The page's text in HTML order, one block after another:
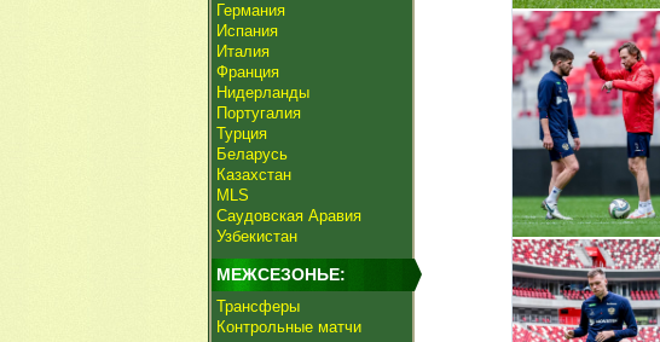
Германия
Испания
Италия
Франция
Нидерланды
Португалия
Турция
Беларусь
Казахстан
MLS
Саудовская Аравия
Узбекистан
МЕЖСЕЗОНЬЕ:
Трансферы
Контрольные матчи